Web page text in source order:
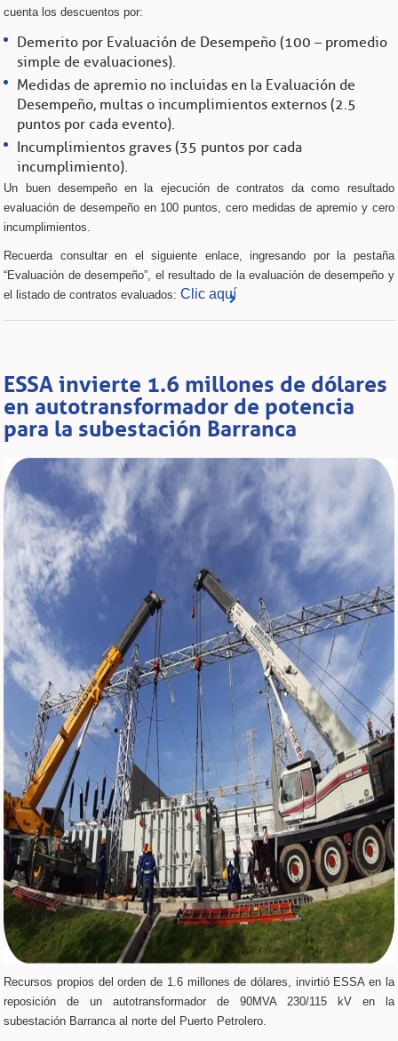
cuenta los descuentos por:
Demerito por Evaluación de Desempeño (100 – promedio
simple de evaluaciones).
Medidas de apremio no incluidas en la Evaluación de
Desempeño, multas o incumplimientos externos (2.5
puntos por cada evento).
Incumplimientos graves (35 puntos por cada
incumplimiento).
Un buen desempeño en la ejecución de contratos da como resultado
evaluación de desempeño en 100 puntos, cero medidas de apremio y cero
incumplimientos.
Recuerda consultar en el siguiente enlace, ingresando por la pestaña
“Evaluación de desempeño”, el resultado de la evaluación de desempeño y
el listado de contratos evaluados:Clic aquí
ESSA invierte 1.6 millones de dólares
en autotransformador de potencia
para la subestación Barranca
Recursos propios del orden de 1.6 millones de dólares, invirtió ESSA en la
reposición de un autotransformador de 90MVA 230/115 kV en la
subestación Barranca al norte del Puerto Petrolero.